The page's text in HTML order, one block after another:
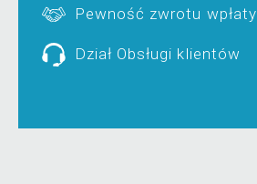
Pewność zwrotu wpłaty
Dział Obsługi klientów